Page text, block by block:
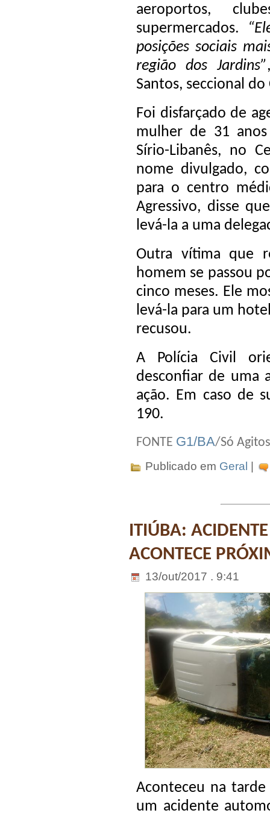
aeroportos,
supermercados.
posições sociais
região dos Jardins”
Santos, seccional
Foi disfarçado de
mulher de 31
Sírio-Libanês, no
nome divulgado,
para o centro
Agressivo, disse
levá-la a uma
Outra vítima que
homem se passou
cinco meses. Ele
levá-la para um
recusou.
A Polícia Civil
desconfiar de uma
ação. Em caso de
190.
FONTE G1/BA/Só Agitos
Publicado em Geral
ITIÚBA:
ACONTECE
13/out/2017 . 9:41
Aconteceu na
um acidente